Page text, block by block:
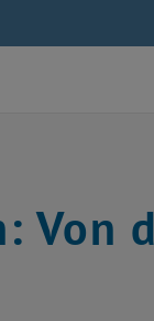
Von